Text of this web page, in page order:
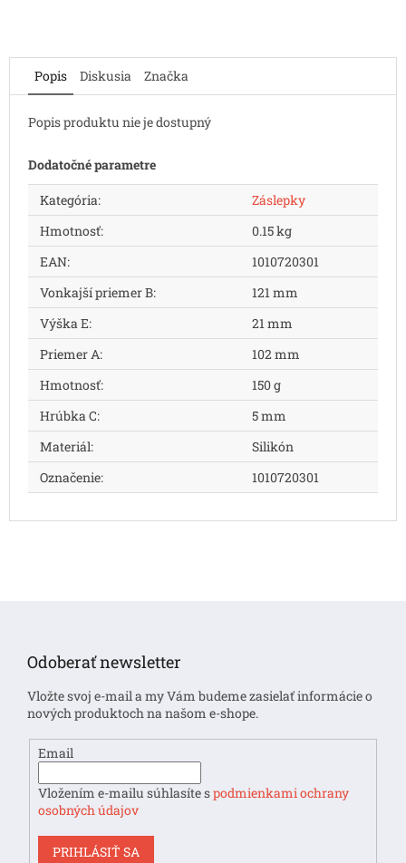
Popis Diskusia Značka
Popis produktu nie je dostupný
Dodatočné parametre
Kategória:
Záslepky
Hmotnosť:
0.15 kg
EAN:
1010720301
Vonkajší priemer B:
121 mm
Výška E:
21 mm
Priemer A:
102 mm
Hmotnosť:
150 g
Hrúbka C:
5 mm
Materiál:
Silikón
Označenie: 1010720301
Odoberať newsletter
Vložte svoj e-mail a my Vám budeme zasielať informácie o
nových produktoch na našom e-shope.
Email
Vložením e-mailu súhlasíte spodmienkami ochrany
osobných údajov
PRIHLÁSIŤ SA